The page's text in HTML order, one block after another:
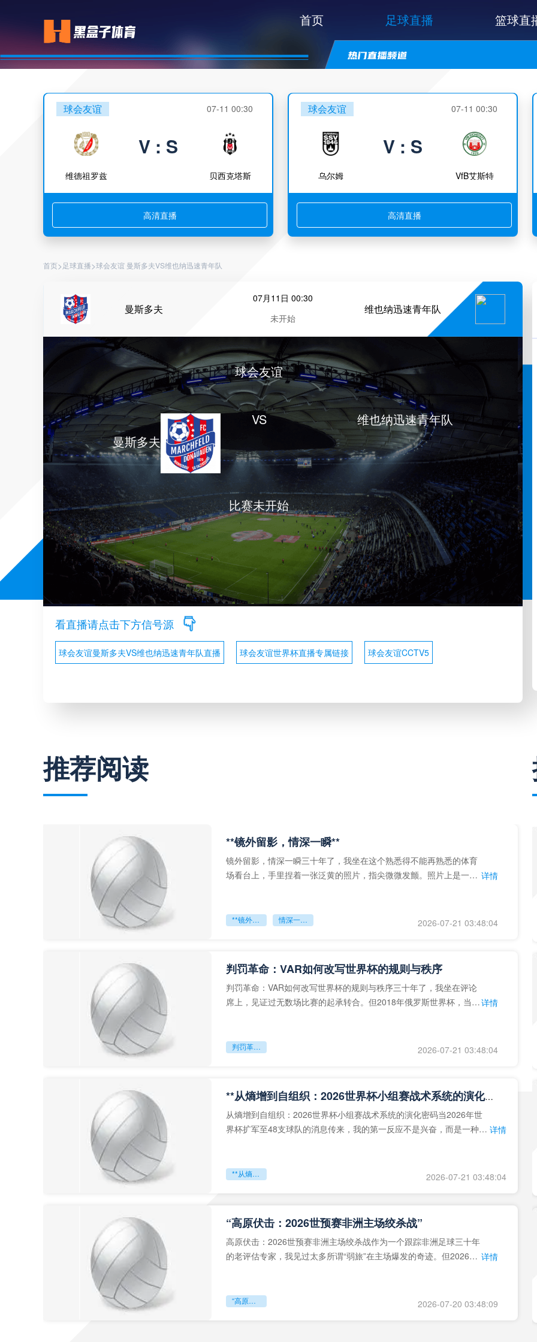
首页 足球直播 篮球直
球会友谊 07-11 00:30
维德祖罗兹
V : S
贝西克塔斯
高清直播
球会友谊 07-11 00:30
乌尔姆
V : S
VfB艾斯特
高清直播
首页> 足球直播>球会友谊 曼斯多夫VS维也纳迅速青年队
曼斯多夫
07月11日 00:30
未开始
维也纳迅速青年队
曼斯多夫
球会友谊
VS
比赛未开始
维也纳迅速青年队
看直播请点击下方信号源
球会友谊曼斯多夫VS维也纳迅速青年队直播 球会友谊世界杯直播专属链接 球会友谊CCTV5
推荐阅读
**镜外留影，情深一瞬**
镜外留影，情深一瞬三十年了，我坐在这个熟悉得不能再熟悉的体育
场看台上，手里捏着一张泛黄的照片，指尖微微发颤。照片上是一个 详情
**镜外留影 情深一瞬** 2026-07-21 03:48:04
判罚革命：VAR如何改写世界杯的规则与秩序
判罚革命：VAR如何改写世界杯的规则与秩序三十年了，我坐在评论
席上，见证过无数场比赛的起承转合。但2018年俄罗斯世界杯，当
详情
判罚革命：VAR如何改写世界杯的规则与秩序 2026-07-21 03:48:04
**从熵增到自组织：2026世界杯小组赛战术系统的演化密码**
从熵增到自组织：2026世界杯小组赛战术系统的演化密码当2026年世
界杯扩军至48支球队的消息传来，我的第一反应不是兴奋，而是一种深 详情
**从熵增到自组织：2026世界杯小组赛战术系统的演化密码** 2026-07-21 03:48:04
“高原伏击：2026世预赛非洲主场绞杀战”
高原伏击：2026世预赛非洲主场绞杀战作为一个跟踪非洲足球三十年
的老评估专家，我见过太多所谓“弱旅”在主场爆发的奇迹。但2026年 详情
“高原伏击：2026世预赛非洲主场绞杀战” 2026-07-20 03:48:09